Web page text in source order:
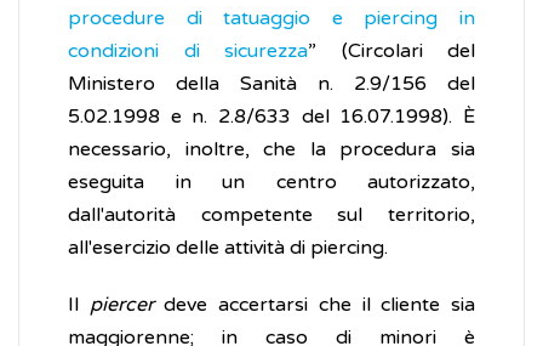
procedure di tatuaggio e piercing in
condizioni di sicurezza” (Circolari del
Ministero della Sanità n. 2.9/156 del
5.02.1998 e n. 2.8/633 del 16.07.1998). È
necessario, inoltre, che la procedura sia
eseguita in un centro autorizzato,
dall'autorità competente sul territorio,
all'esercizio delle attività di piercing.
Il piercerdeve accertarsi che il cliente sia
maggiorenne; in caso di minori è